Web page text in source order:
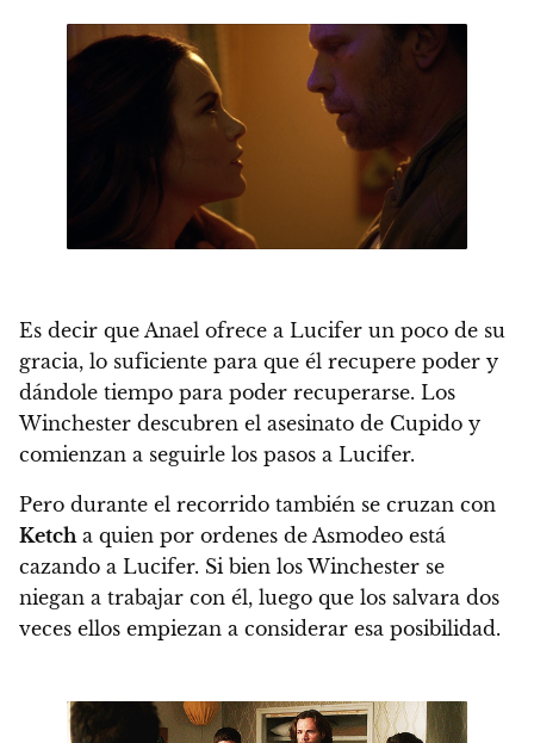
Es decir que Anael ofrece a Lucifer un poco de su
gracia, lo suficiente para que él recupere poder y
dándole tiempo para poder recuperarse. Los
Winchester descubren el asesinato de Cupido y
comienzan a seguirle los pasos a Lucifer.
Pero durante el recorrido también se cruzan con
Ketch a quien por ordenes de Asmodeo está
cazando a Lucifer. Si bien los Winchester se
niegan a trabajar con él, luego que los salvara dos
veces ellos empiezan a considerar esa posibilidad.